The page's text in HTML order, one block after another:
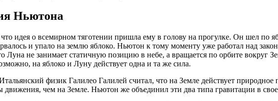
Ньютона
идея о всемирном тяготении пришла ему в голову на прогулке. Он шел по
и упало на землю яблоко. Ньютон к тому моменту уже работал над
не занимает статичную позицию в небе, а вращается по орбите вокруг
на яблоко и Луну действует одна и та же сила.
физик Галилео Галилей считал, что на Земле действует
движения, чем на Земле. Ньютон же объединил эти два типа гравитации в